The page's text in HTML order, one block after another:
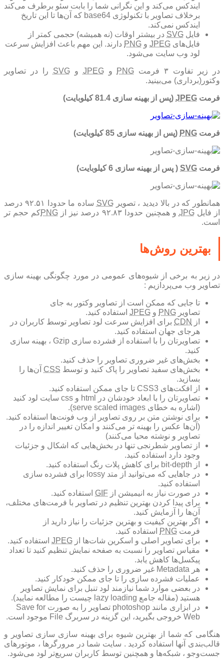
ایندکس می‌کند و این نگرانی شما را بابت سئو برطرف می‌کند
برخلاف تصاویر با تکنولوژی base64 که آن‌ها تا این تاریخ
ایندکس نمی‌کند.
فایل SVG در بیشتر اوقات (نه همیشه) حجمی کمتر از
فایل‌های JPEG و PNG دارند. این مهم باعث افزایش سرعت
لود وب سایت می‌شود.
در زیر تفاوت ۳ فرمت PNG وJPEG وSVG را در تصاویر
وکتور(برداری) می‌بینید.
فرمت JPEG (پس از بهینه سازی 81.4 کیلوبایت)
فرمت PNG (پس از بهینه سازی 85 کیلوبایت)
فرمت SVG ( پس از بهینه سازی 6 کیلوبایت)
همانطور که در بالا دیدید ، تصویرSVG
ساده ما حدودا ۹۲.۵۱ درصد
از فایلJPG و همچنین حدودا ۹۲.۸۳ درصد نیز از PNGکم حجم تر
است.
بهترین روش‌ها
در زیر به برخی از شیوه‌های عمومی در مورد چگونگی بهینه سازی
تصاویر وب می‌پردازیم :
تا جایی که ممکن است از تصاویر وکتور به جای
تصاویر PNG و JPEG استفاده کنید.
از
CDN برای افزایش سرعت لود تصاویر توسط کاربران در
هرجای جهان استفاده کنید.
تصاویرتان را با استفاده از فشرده سازی Gzip ، بهینه سازی
کنید.
بخش‌های غیر ضروری تصاویر را حذف کنید.
بخش‌های سفید تصاویر را پاک کنید و توسط CSS آن‌ها را
بسازید.
از افکت‌های CSS3 تا جای ممکن استفاده کنید.
تصاویرتان را با ابعاد خودشان در html و css سایت لود کنید
(اشاره به خطای serve scaled images).
برای نوشتن متن بر روی تصاویر از وب فونت‌ها استفاده کنید.
(آن‌ها عکس را بهینه تر می‌کنند و امکان تغییر اندازه را در
تصاویر و نوشته محیا می‌کنند)
از تصاویر شطرنجی تنها در بخش‌هایی که اشکال و جزئیات
وجود دارد استفاده کنید.
از bit-depth برای کاهش پلات رنگ استفاده کنید.
در جاهایی که می‌توانید از متد lossy برای فشرده سازی
استفاده کنید.
در صورت نیاز به انیمیشن از GIF استفاده کنید.
برای پیدا کردن بهترین تنظیم در تصاویر با فرمت‌های مختلف،
آن‌ها را آزمایش کنید.
اگر بهترین کیفیت و بهترین جزئیات را نیاز دارید از
فرمت PNG
استفاده کنید.
برای تصاویر اصلی و اسکرین شات‌ها از JPEG استفاده کنید.
مقیاس تصاویر را نسبت به صفحه نمایش تنظیم کنید تا تعداد
پیکسل‌ها کاهش یابد.
هر Metadata غیر ضروری را حذف کنید.
عملیات فشرده سازی را تا جای ممکن خودکار کنید.
در بعضی موارد شما نیازمند لود تنبل برای نمایش تصاویر
هستید (مقاله جامع lazy loading چیست را مطالعه نمایید).
در ابزاری مانند photoshop تصاویر را به صورت Save for
Web خروجی بگیرید، این گزینه در سربرگ File موجود است.
هنگامی که شما از بهترین شیوه برای بهینه سازی سازی تصاویر و
قالب‌بندی آنها استفاده کردید . سایت شما در مرورگرها ، موتورهای
جست‌وجو ، شبکه‌ها و همچنین توسط کاربران سریع‌تر لود می‌شود.